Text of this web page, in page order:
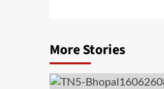
More Stories